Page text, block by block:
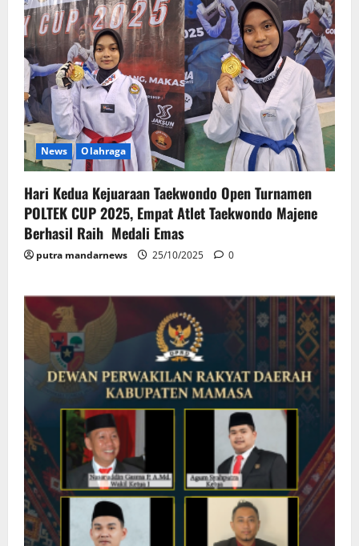
News Olahraga
Hari Kedua Kejuaraan Taekwondo Open Turnamen
POLTEK CUP 2025, Empat Atlet Taekwondo Majene
Berhasil Raih Medali Emas
putra mandarnews 25/10/2025 0